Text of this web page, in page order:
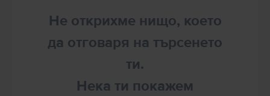
Не открихме нищо, което
да отговаря на търсенето
ти.
Нека ти покажем